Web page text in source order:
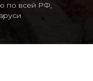
по всей РФ,